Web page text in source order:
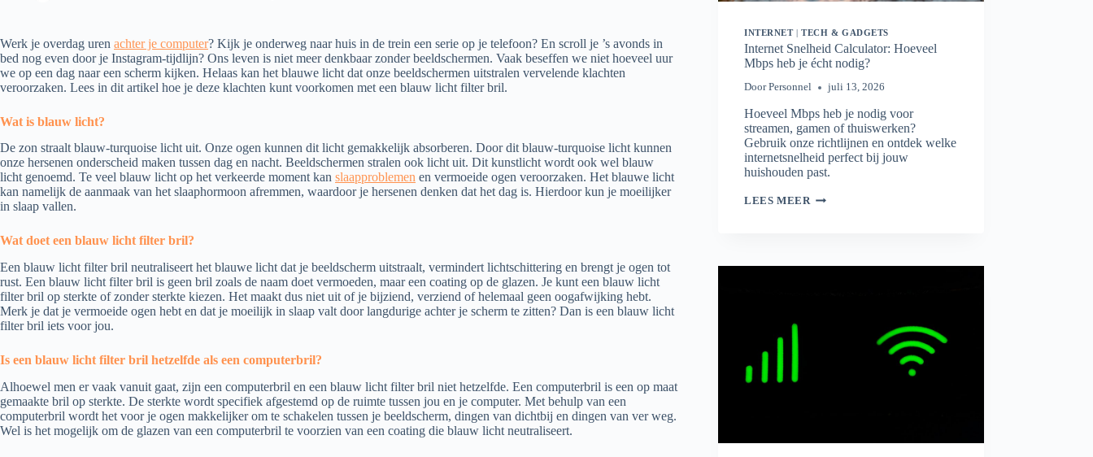
Werk je overdag uren achter je computer? Kijk je onderweg naar huis in de trein een serie op je telefoon? En scroll je ’s avonds in
bed nog even door je Instagram-tijdlijn? Ons leven is niet meer denkbaar zonder beeldschermen. Vaak beseffen we niet hoeveel uur
we op een dag naar een scherm kijken. Helaas kan het blauwe licht dat onze beeldschermen uitstralen vervelende klachten
veroorzaken. Lees in dit artikel hoe je deze klachten kunt voorkomen met een blauw licht filter bril.
Wat is blauw licht?
De zon straalt blauw-turquoise licht uit. Onze ogen kunnen dit licht gemakkelijk absorberen. Door dit blauw-turquoise licht kunnen
onze hersenen onderscheid maken tussen dag en nacht. Beeldschermen stralen ook licht uit. Dit kunstlicht wordt ook wel blauw
licht genoemd. Te veel blauw licht op het verkeerde moment kan slaapproblemen en vermoeide ogen veroorzaken. Het blauwe licht
kan namelijk de aanmaak van het slaaphormoon afremmen, waardoor je hersenen denken dat het dag is. Hierdoor kun je moeilijker
in slaap vallen.
Wat doet een blauw licht filter bril?
Een blauw licht filter bril neutraliseert het blauwe licht dat je beeldscherm uitstraalt, vermindert lichtschittering en brengt je ogen tot
rust. Een blauw licht filter bril is geen bril zoals de naam doet vermoeden, maar een coating op de glazen. Je kunt een blauw licht
filter bril op sterkte of zonder sterkte kiezen. Het maakt dus niet uit of je bijziend, verziend of helemaal geen oogafwijking hebt.
Merk je dat je vermoeide ogen hebt en dat je moeilijk in slaap valt door langdurige achter je scherm te zitten? Dan is een blauw licht
filter bril iets voor jou.
Is een blauw licht filter bril hetzelfde als een computerbril?
Alhoewel men er vaak vanuit gaat, zijn een computerbril en een blauw licht filter bril niet hetzelfde. Een computerbril is een op maat
gemaakte bril op sterkte. De sterkte wordt specifiek afgestemd op de ruimte tussen jou en je computer. Met behulp van een
computerbril wordt het voor je ogen makkelijker om te schakelen tussen je beeldscherm, dingen van dichtbij en dingen van ver weg.
Wel is het mogelijk om de glazen van een computerbril te voorzien van een coating die blauw licht neutraliseert.
INTERNET|TECH & GADGETS
Internet Snelheid Calculator: Hoeveel
Mbps heb je écht nodig?
Door Personnel juli 13, 2026
Hoeveel Mbps heb je nodig voor
streamen, gamen of thuiswerken?
Gebruik onze richtlijnen en ontdek welke
internetsnelheid perfect bij jouw
huishouden past.
LEES MEER INTERNET